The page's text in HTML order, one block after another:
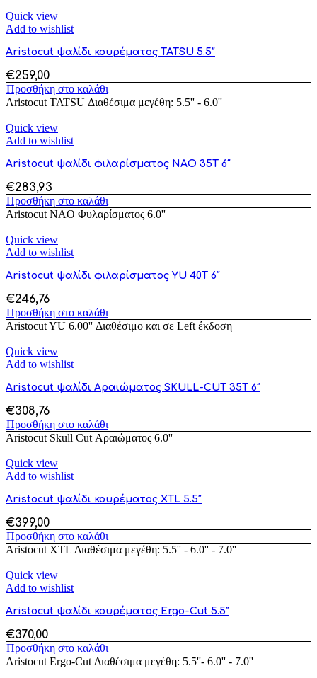
Quick view
Add to wishlist
Aristocut ψαλίδι κουρέματος TATSU 5.5″
€259,00
Προσθήκη στο καλάθι
Aristocut TATSU Διαθέσιμα μεγέθη: 5.5'' - 6.0''
Quick view
Add to wishlist
Aristocut ψαλίδι φιλαρίσματος NAO 35T 6″
€283,93
Προσθήκη στο καλάθι
Aristocut NAO Φυλαρίσματος 6.0''
Quick view
Add to wishlist
Aristocut ψαλίδι φιλαρίσματος YU 40T 6″
€246,76
Προσθήκη στο καλάθι
Aristocut YU 6.00'' Διαθέσιμο και σε Left έκδοση
Quick view
Add to wishlist
Aristocut ψαλίδι Αραιώματος SKULL-CUT 35T 6″
€308,76
Προσθήκη στο καλάθι
Aristocut Skull Cut Αραιώματος 6.0''
Quick view
Add to wishlist
Aristocut ψαλίδι κουρέματος XTL 5.5″
€399,00
Προσθήκη στο καλάθι
Aristocut XTL Διαθέσιμα μεγέθη: 5.5'' - 6.0'' - 7.0''
Quick view
Add to wishlist
Aristocut ψαλίδι κουρέματος Ergo-Cut 5.5″
€370,00
Προσθήκη στο καλάθι
Aristocut Ergo-Cut Διαθέσιμα μεγέθη: 5.5''- 6.0'' - 7.0''